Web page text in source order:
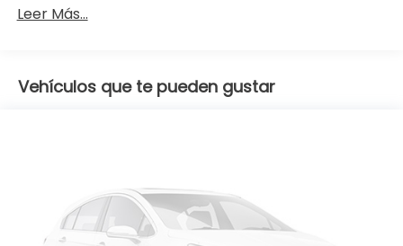
Leer Más...
Vehículos que te pueden gustar